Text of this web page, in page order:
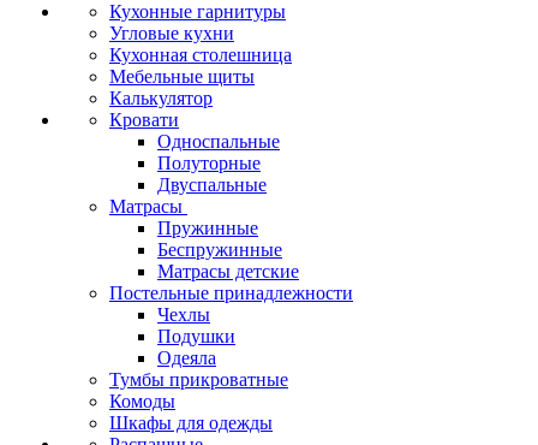
Кухонные гарнитуры
Угловые кухни
Кухонная столешница
Мебельные щиты
Калькулятор
Кровати
Односпальные
Полуторные
Двуспальные
Матрасы
Пружинные
Беспружинные
Матрасы детские
Постельные принадлежности
Чехлы
Подушки
Одеяла
Тумбы прикроватные
Комоды
Шкафы для одежды